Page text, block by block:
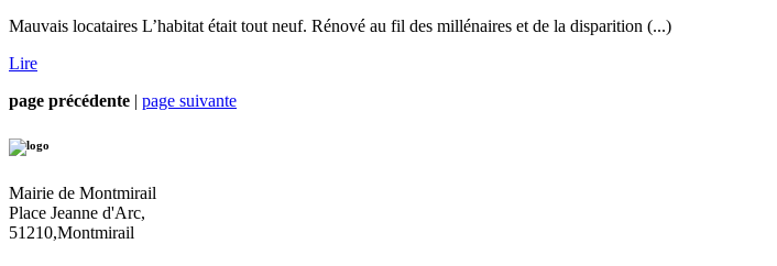
Mauvais locataires L’habitat était tout neuf. Rénové au fil des millénaires et de la disparition (...)
Lire
page précédente | page suivante
Mairie de Montmirail
Place Jeanne d'Arc,
51210,Montmirail